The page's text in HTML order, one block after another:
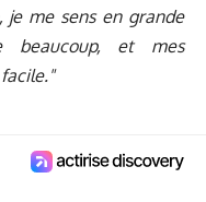
je me sens en grande
beaucoup, et mes